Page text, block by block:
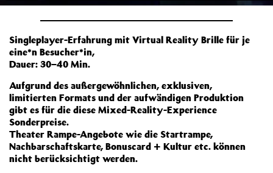
Singleplayer-Erfahrung mit Virtual Reality Brille für je
eine*n Besucher*in,
Dauer: 30–40 Min.
Aufgrund des außergewöhnlichen, exklusiven,
limitierten Formats und der aufwändigen Produktion
gibt es für die diese Mixed-Reality-Experience
Sonderpreise.
Theater Rampe-Angebote wie die Startrampe,
Nachbarschaftskarte, Bonuscard + Kultur etc. können
nicht berücksichtigt werden.